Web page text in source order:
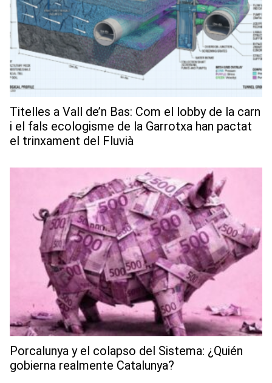
Titelles a Vall de’n Bas: Com el lobby de la carn
i el fals ecologisme de la Garrotxa han pactat
el trinxament del Fluvià
Porcalunya y el colapso del Sistema: ¿Quién
gobierna realmente Catalunya?